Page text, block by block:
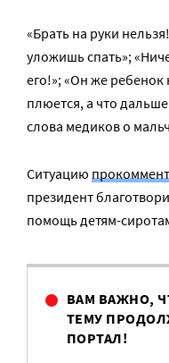
«Брать на руки
уложишь спать»;
его!»; «Он же
плюется, а что
слова медиков о
Ситуацию
президент
помощь детям-
ВАМ ВАЖНО,
ТЕМУ
ПОРТАЛ!